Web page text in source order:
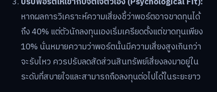
หากผลการวิเคราะห์ความเสี่ยงชี้ว่าพอร์ตอาจขาดทุนได้
ถึง 40% แต่ตัวนักลงทุนเองเริ่มเครียดตั้งแต่ขาดทุนเพียง
10% นั่นหมายความว่าพอร์ตนั้นมีความเสี่ยงสูงเกินกว่า
จะรับไหว ควรปรับลดสัดส่วนสินทรัพย์เสี่ยงลงมาอยู่ใน
ระดับที่สบายใจและสามารถถือลงทุนต่อไปได้ในระยะยาว